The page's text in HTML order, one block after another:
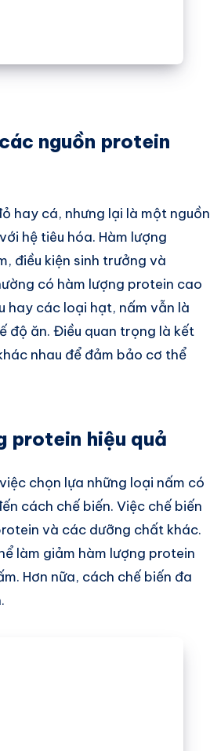
nguồn protein
hay cá, nhưng lại là một nguồn
hệ tiêu hóa. Hàm lượng
điều kiện sinh trưởng và
có hàm lượng protein cao
hay các loại hạt, nấm vẫn là
độ ăn. Điều quan trọng là kết
nhau để đảm bảo cơ thể
protein hiệu quả
chọn lựa những loại nấm có
cách chế biến. Việc chế biến
và các dưỡng chất khác.
làm giảm hàm lượng protein
Hơn nữa, cách chế biến đa